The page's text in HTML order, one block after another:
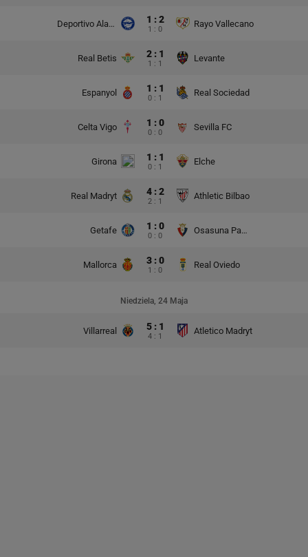
Deportivo Alaves 1 : 2
1 : 0
Rayo Vallecano
Real Betis 2 : 1
1 : 1
Levante
Espanyol 1 : 1
0 : 1
Real Sociedad
Celta Vigo 1 : 0
0 : 0
Sevilla FC
Girona 1 : 1
0 : 1
Elche
Real Madryt 4 : 2
2 : 1
Athletic Bilbao
Getafe 1 : 0
0 : 0
Osasuna Pampeluna
Mallorca 3 : 0
1 : 0
Real Oviedo
Niedziela, 24 Maja
Villarreal 5 : 1
4 : 1
Atletico Madryt